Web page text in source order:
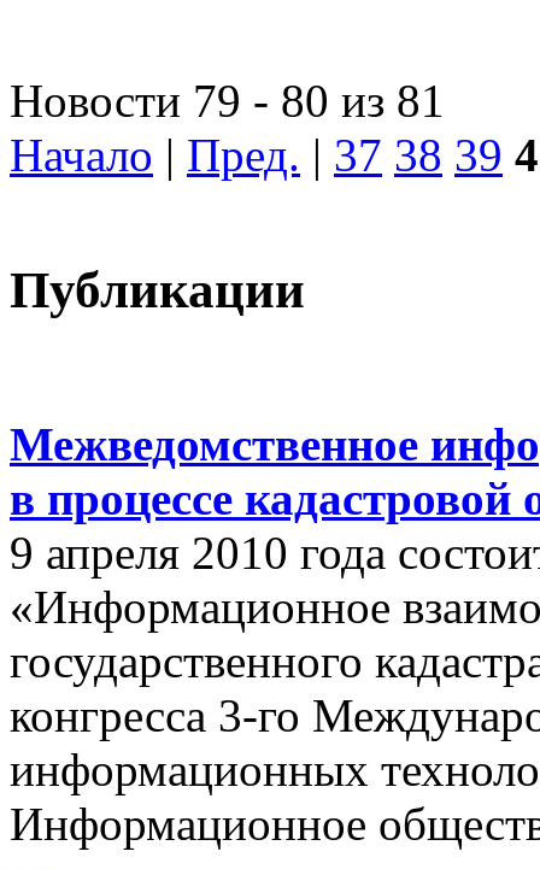
Новости 79 - 80 из 81
Начало | Пред. | 37 38 39
Публикации
Межведомственное
в процессе
9 апреля 2010 года
«Информационное
государственного
конгресса 3-го
информационных
Информационное